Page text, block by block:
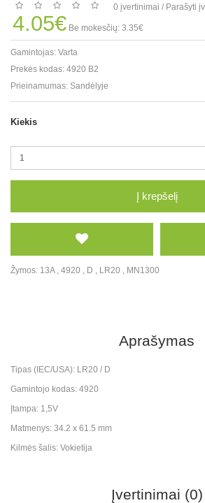
0 įvertinimai / Parašyti
4.05€ Be mokesčių: 3.35€
Gamintojas: Varta
Prekės kodas: 4920 B2
Prieinamumas: Sandėlyje
Kiekis
Į krepšelį
Žymos: 13A, 4920 , D , LR20 , MN1300
Aprašymas
Tipas (IEC/USA): LR20 / D
Gamintojo kodas: 4920
Įtampa: 1,5V
Matmenys: 34.2 x 61.5 mm
Kilmės šalis: Vokietija
Įvertinimai (0)